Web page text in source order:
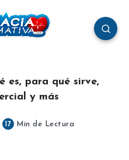
es, para qué sirve,
y más
17 Min de Lectura